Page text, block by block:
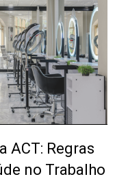
ACT: Regras
no Trabalho